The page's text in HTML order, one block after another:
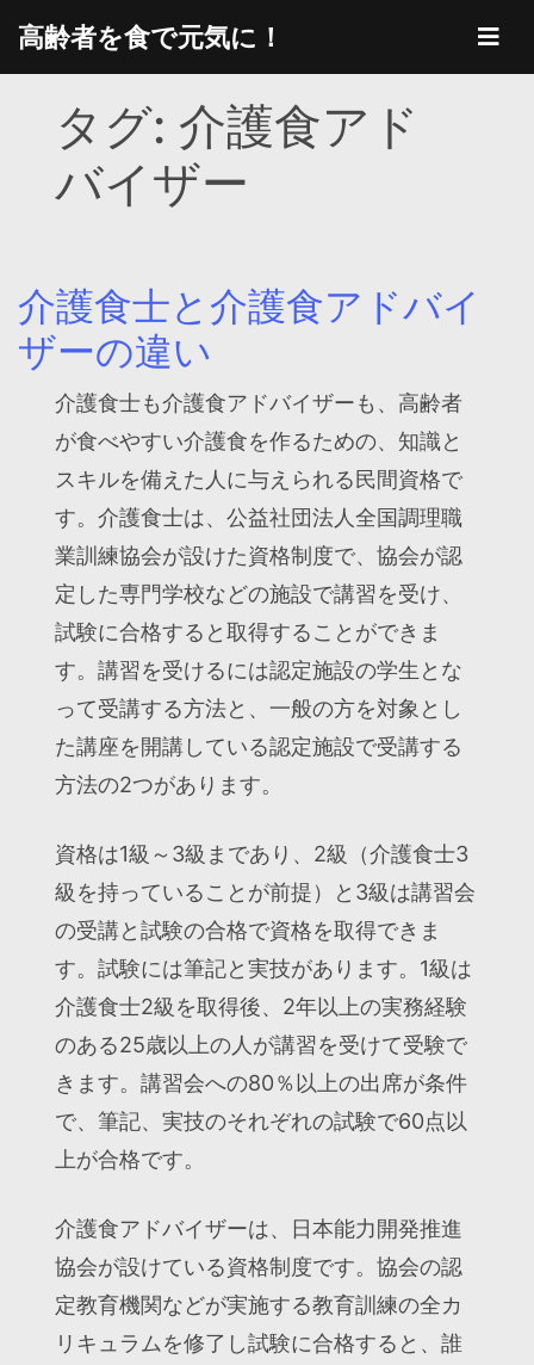
content
高齢者を食で元気に！
タグ: 介護食アド
バイザー
介護食士と介護食アドバイ
ザーの違い
介護食士も介護食アドバイザーも、高齢者
が食べやすい介護食を作るための、知識と
スキルを備えた人に与えられる民間資格で
す。介護食士は、公益社団法人全国調理職
業訓練協会が設けた資格制度で、協会が認
定した専門学校などの施設で講習を受け、
試験に合格すると取得することができま
す。講習を受けるには認定施設の学生とな
って受講する方法と、一般の方を対象とし
た講座を開講している認定施設で受講する
方法の2つがあります。
資格は1級～3級まであり、2級（介護食士3
級を持っていることが前提）と3級は講習会
の受講と試験の合格で資格を取得できま
す。試験には筆記と実技があります。1級は
介護食士2級を取得後、2年以上の実務経験
のある25歳以上の人が講習を受けて受験で
きます。講習会への80％以上の出席が条件
で、筆記、実技のそれぞれの試験で60点以
上が合格です。
介護食アドバイザーは、日本能力開発推進
協会が設けている資格制度です。協会の認
定教育機関などが実施する教育訓練の全カ
リキュラムを修了し試験に合格すると、誰